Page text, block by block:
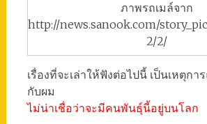
ภาพรถเมล์จาก
http://news.sanook.com/
2/2/
เรื่องที่จะเล่าให้ฟังต่อไปนี้ เป็นเหตุก
กับผม
ไม่น่าเชื่อว่าจะมีคนพันธุ์นี้อยู่บนโลก